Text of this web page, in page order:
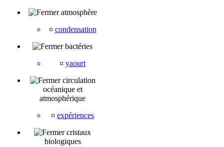
atmosphère
¤ condensation
bactéries
¤ yaourt
circulation
océanique et
atmosphérique
¤ expériences
cristaux
biologiques